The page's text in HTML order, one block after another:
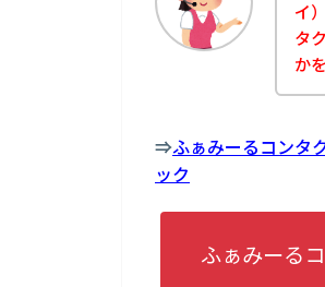
イ
タ
か
⇒ふぁみーるコンタ
ック
ふぁみーる